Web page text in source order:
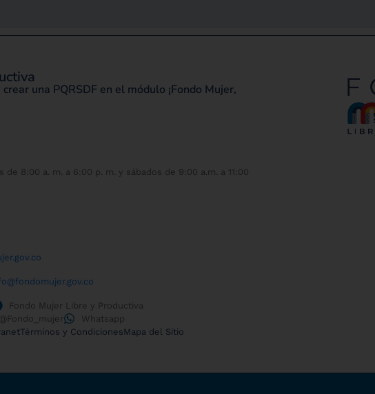
una PQRSDF en el módulo ¡Fondo Mujer,
de 8:00 a. m. a 6:00 p. m. y sábados de 9:00 a.m. a 11:00
Fondo Mujer Libre y Productiva
@Fondo_mujer
Whatsapp
Términos y CondicionesMapa del Sitio